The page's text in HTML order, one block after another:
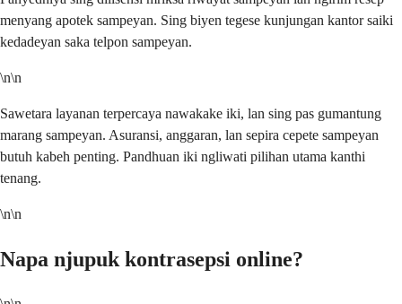
menyang apotek sampeyan. Sing biyen tegese kunjungan kantor saiki
kedadeyan saka telpon sampeyan.
\n\n
Sawetara layanan terpercaya nawakake iki, lan sing pas gumantung
marang sampeyan. Asuransi, anggaran, lan sepira cepete sampeyan
butuh kabeh penting. Pandhuan iki ngliwati pilihan utama kanthi
tenang.
\n\n
Napa njupuk kontrasepsi online?